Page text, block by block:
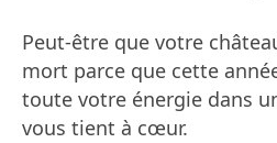
Peut-être que votre
mort parce que cette
toute votre énergie dans
vous tient à cœur.